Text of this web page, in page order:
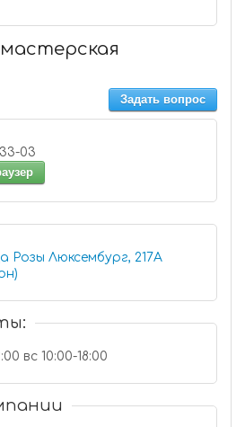
мастерская
Задать вопрос
93-33-03
Розы Люксембург, 217А
вс 10:00-18:00